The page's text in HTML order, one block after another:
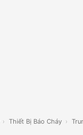
› Thiết Bị Báo Cháy ›